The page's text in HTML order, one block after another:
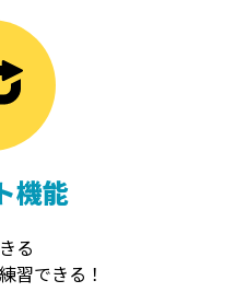
機能
る
習できる！